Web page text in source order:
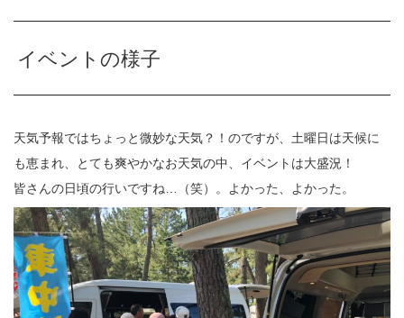
イベントの様子
天気予報ではちょっと微妙な天気？！のですが、土曜日は天候に
も恵まれ、とても爽やかなお天気の中、イベントは大盛況！
皆さんの日頃の行いですね…（笑）。よかった、よかった。